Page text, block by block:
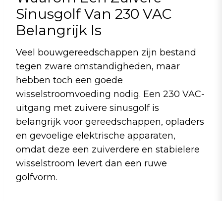
Sinusgolf Van 230 VAC
Belangrijk Is
Veel bouwgereedschappen zijn bestand
tegen zware omstandigheden, maar
hebben toch een goede
wisselstroomvoeding nodig. Een 230 VAC-
uitgang met zuivere sinusgolf is
belangrijk voor gereedschappen, opladers
en gevoelige elektrische apparaten,
omdat deze een zuiverdere en stabielere
wisselstroom levert dan een ruwe
golfvorm.